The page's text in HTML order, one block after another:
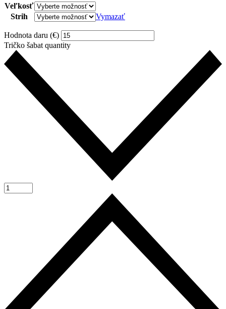
Veľkosť
Strih
Vymazať
Hodnota daru (€)
Tričko šabat quantity